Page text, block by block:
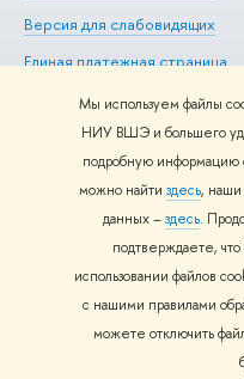
Мы используем файлы
НИУ ВШЭ и большего
подробную информацию
можно найти здесь, наши
данных –здесь.
подтверждаете,
использовании файлов
с нашими правилами
можете отключить
Версия для слабовидящих
Единая платежная страница
© НИУ ВШЭ 1993–2026
использования материалов
Шрифты HSE Sans и HSE Slab